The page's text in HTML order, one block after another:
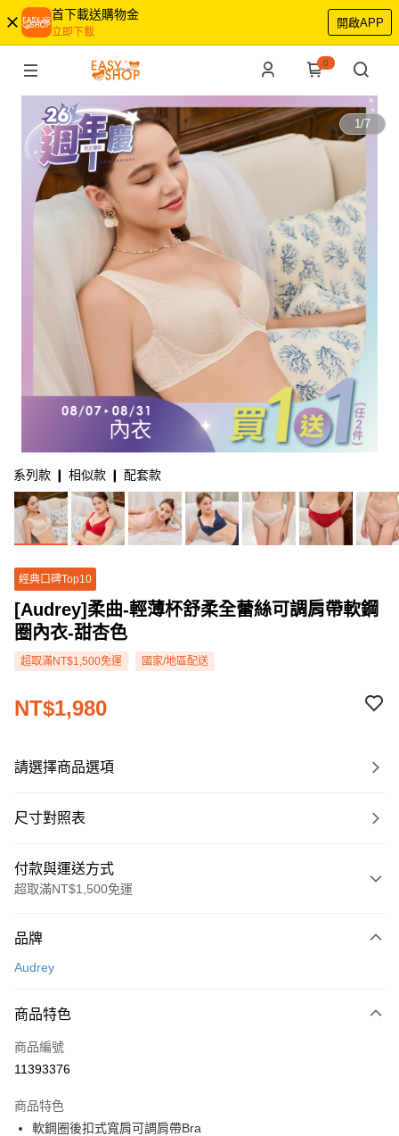
首下載送購物金
立即下載
開啟APP
0
1/7
系列款 ❙ 相似款 ❙ 配套款
經典口碑Top10
[Audrey]柔曲-輕薄杯舒柔全蕾絲可調肩帶軟鋼
圈內衣-甜杏色
超取滿NT$1,500免運 國家/地區配送
NT$1,980
請選擇商品選項
尺寸對照表
付款與運送方式
超取滿NT$1,500免運
信用卡一次付款
LINE Pay
Apple Pay
Google Pay
品牌
Audrey
商品特色
商品編號
11393376
商品特色
軟鋼圈後扣式寬肩可調肩帶Bra